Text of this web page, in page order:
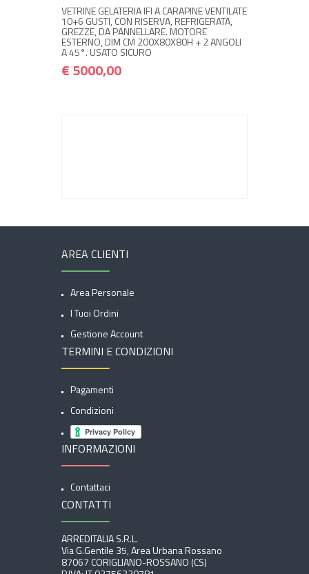
VETRINE GELATERIA IFI A CARAPINE VENTILATE
10+6 GUSTI, CON RISERVA, REFRIGERATA,
GREZZE, DA PANNELLARE. MOTORE
ESTERNO, DIM CM 200X80X80H + 2 ANGOLI
A 45°. USATO SICURO
€ 5000,00
AREA CLIENTI
Area Personale
I Tuoi Ordini
Gestione Account
TERMINI E CONDIZIONI
Pagamenti
Condizioni
INFORMAZIONI
Contattaci
CONTATTI
ARREDITALIA S.r.l.
Via G.Gentile 35, Area Urbana Rossano
87067 CORIGLIANO-ROSSANO (CS)